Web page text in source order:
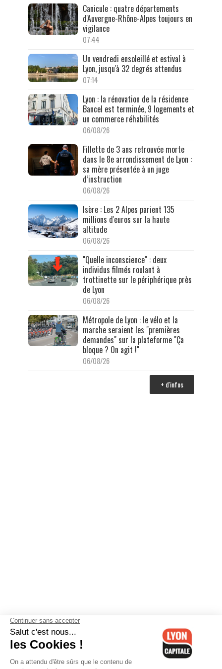
Canicule : quatre départements
d'Auvergne-Rhône-Alpes toujours en
vigilance
07:44
Un vendredi ensoleillé et estival à
Lyon, jusqu'à 32 degrés attendus
07:14
Lyon : la rénovation de la résidence
Bancel est terminée, 9 logements et
un commerce réhabilités
06/08/26
Fillette de 3 ans retrouvée morte
dans le 8e arrondissement de Lyon :
sa mère présentée à un juge
d’instruction
06/08/26
Isère : Les 2 Alpes parient 135
millions d'euros sur la haute
altitude
06/08/26
"Quelle inconscience" : deux
individus filmés roulant à
trottinette sur le périphérique près
de Lyon
06/08/26
Métropole de Lyon : le vélo et la
marche seraient les "premières
demandes" sur la plateforme "Ça
bloque ? On agit !"
06/08/26
+ d'infos